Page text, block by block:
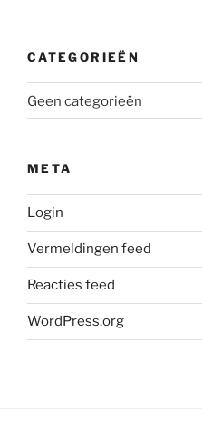
CATEGORIEËN
Geen categorieën
META
Login
Vermeldingen feed
Reacties feed
WordPress.org